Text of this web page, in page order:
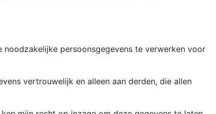
persoonsgegevens te verwerken voor
vertrouwelijk en alleen aan derden, die allen